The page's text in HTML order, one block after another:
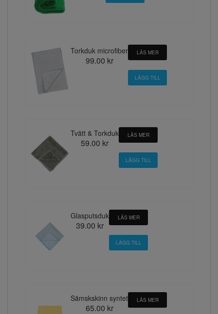
Torkduk microfiber
99.00 kr
LÄS MER
Tvätt & Torkduk
59.00 kr
LÄS MER
Glasputsduk
39.00 kr
LÄS MER
Sämskskinn syntet
65.00 kr
LÄS MER